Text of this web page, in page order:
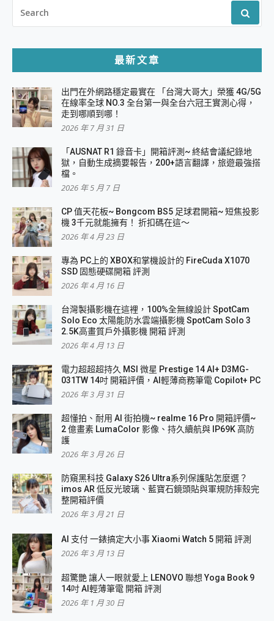
FOR:
最新文章
出門在外網路穩定最實在 「台灣大哥大」榮獲 4G/5G
在線率全球 NO.3 全台第一與全台六冠王實測心得，
走到哪順到哪！
2026 年 7 月 31 日
「AUSNAT R1 錄音卡」開箱評測~ 終結會議紀錄地
獄，自動生成摘要報告，200+語言翻譯，旅遊最強搭
檔。
2026 年 5 月 7 日
CP 值天花板~ Bongcom BS5 足球君開箱~ 短焦投影
機 3千元就能擁有！ 折扣碼在這～
2026 年 4 月 23 日
專為 PC上的 XBOX和掌機設計的 FireCuda X1070
SSD 固態硬碟開箱 評測
2026 年 4 月 16 日
台灣製攝影機在這裡，100%全無線設計 SpotCam
Solo Eco 太陽能防水雲端攝影機 SpotCam Solo 3
2.5K高畫質戶外攝影機 開箱 評測
2026 年 4 月 13 日
電力超超超持久 MSI 微星 Prestige 14 AI+ D3MG-
031TW 14吋 開箱評價，AI輕薄商務筆電 Copilot+ PC
2026 年 3 月 31 日
超懂拍、耐用 AI 街拍機~ realme 16 Pro 開箱評價~
2 億畫素 LumaColor 影像、持久續航與 IP69K 高防
護
2026 年 3 月 26 日
防窺黑科技 Galaxy S26 Ultra系列保護貼怎麼選？
imos AR 低反光玻璃、藍寶石鏡頭貼與軍規防摔殼完
整開箱評價
2026 年 3 月 21 日
AI 支付 一錶搞定大小事 Xiaomi Watch 5 開箱 評測
2026 年 3 月 13 日
超驚艷 讓人一眼就愛上 LENOVO 聯想 Yoga Book 9
14吋 AI輕薄筆電 開箱 評測
2026 年 1 月 30 日